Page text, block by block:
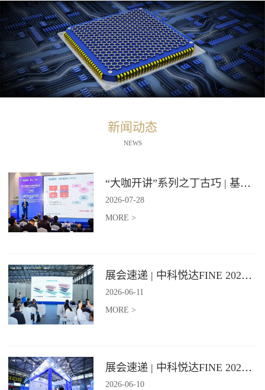
新闻动态
NEWS
“大咖开讲”系列之丁古巧 | 基于石墨烯材料的纵向导热技术报告
2026-07-28
MORE >
展会速递 | 中科悦达FINE 2026 Day2精彩继续
2026-06-11
MORE >
展会速递 | 中科悦达FINE 2026 Day1精彩呈现
2026-06-10